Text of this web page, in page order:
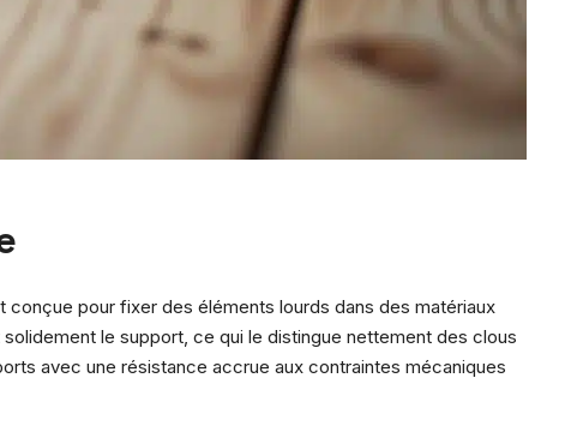
conçue pour fixer des éléments lourds dans des matériaux
le support, ce qui le distingue nettement des clous
avec une résistance accrue aux contraintes mécaniques